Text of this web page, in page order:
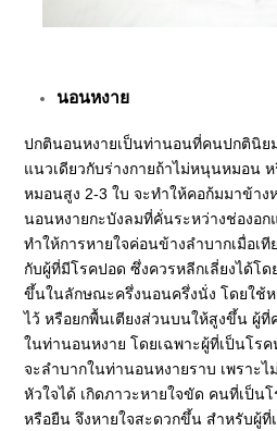
นอนหงาย
ปกตินอนหงายเป็นท่านอนที่คนปกตินิ
แนวเดียวกับร่างกายถ้าไม่หนุนหมอน
หมอนสูง 2-3 ใบ จะทำให้คอก้มมาข้า
นอนหงายกะบังลมที่คั่นระหว่างช่องอ
ทำให้การหายใจค่อนข้างลำบากเมื่อเ
กับผู้ที่มีโรคปอด ซึ่งควรหลีกเลี่ยงได้โ
ขึ้นในลักษณะครึ่งนอนครึ่งนั่ง โดยใช้ห
ไว้ หรือยกพื้นเตียงส่วนบนให้สูงขึ้น ผู้ที่
ในท่านอนหงาย โดยเฉพาะผู้ที่เป็นโรค
จะลำบากในท่านอนหงายราบ เพราะ
หัวใจได้ เกิดภาวะหายใจขัด คนที่เป็น
หรือยืน จึงหายใจสะดวกขึ้น สำหรับผู้ที่